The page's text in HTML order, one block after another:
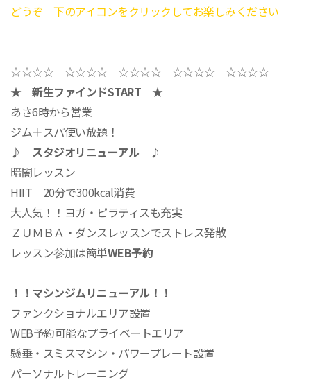
どうぞ 下のアイコンをクリックしてお楽しみください
☆☆☆☆ ☆☆☆☆ ☆☆☆☆ ☆☆☆☆ ☆☆☆☆
★ 新生ファインドSTART ★
あさ6時から営業
ジム＋スパ使い放題！
♪ スタジオリニューアル ♪
暗闇レッスン
HIIT 20分で300kcal消費
大人気！！ヨガ・ピラティスも充実
ＺＵＭＢＡ・ダンスレッスンでストレス発散
レッスン参加は簡単WEB予約
！！ マシンジムリニューアル！！
ファンクショナルエリア設置
WEB予約可能なプライベートエリア
懸垂・スミスマシン・パワープレート設置
パーソナルトレーニング